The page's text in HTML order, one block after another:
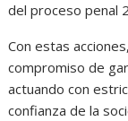
del proceso penal
Con estas
compromiso de
actuando con
confianza de la